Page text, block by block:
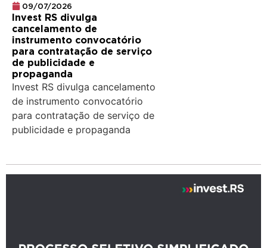
09/07/2026
Invest RS divulga
cancelamento de
instrumento convocatório
para contratação de serviço
de publicidade e
propaganda
Invest RS divulga cancelamento
de instrumento convocatório
para contratação de serviço de
publicidade e propaganda